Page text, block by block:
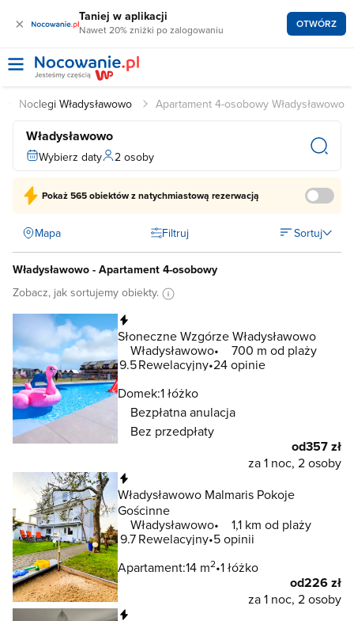
× Taniej w aplikacji
Nawet 20% zniżki po zalogowaniu OTWÓRZ
Noclegi Władysławowo Apartament 4-osobowy Władysławowo
Władysławowo
Wybierz daty 2 osoby
Pokaż565 obiektówz natychmiastową rezerwacją
Mapa Filtruj Sortuj
Władysławowo - Apartament 4-osobowy
Zobacz, jak sortujemy obiekty.
Słoneczne Wzgórze Władysławowo
Władysławowo
700 m od plaży
9.5Rewelacyjny 24 opinie
Domek:1 łóżko
Bezpłatna anulacja
Bez przedpłaty
od357 zł
za 1 noc, 2 osoby
Władysławowo Malmaris Pokoje
Gościnne
Władysławowo
1,1 km od plaży
9.7Rewelacyjny 5 opinii
Apartament:14 m2 1 łóżko
od226 zł
za 1 noc, 2 osoby